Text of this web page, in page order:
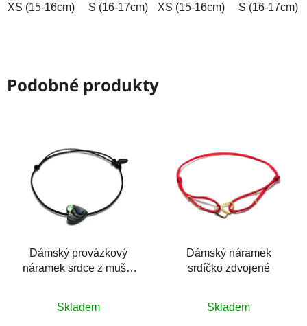
XS (15-16cm) S (16-17cm) M (17-18cm) L (18-19cm)
XS (15-16cm) S (16-17cm)
Podobné produkty
Dámský provázkový
náramek srdce z mušle
hodnocení
Skladem
Dámský náramek
srdíčko zdvojené
hodnocení
Skladem